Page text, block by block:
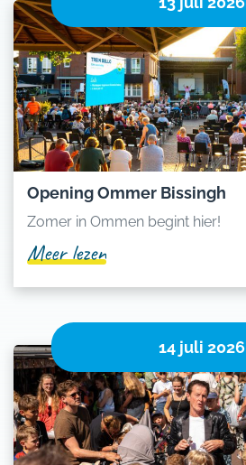
Opening Ommer Bissingh
Zomer in Ommen begint hier!
Meer lezen
14 juli 2026